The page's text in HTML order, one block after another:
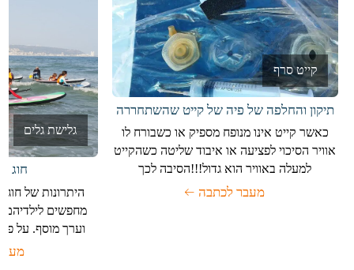
קייט סרף
תיקון והחלפה של פיה של קייט שהשתחררה
כאשר קייט אינו מנופח מספיק או כשבורח לו
אוויר הסיכוי לפציעה או איבוד שליטה כשהקייט
למעלה באוויר הוא גדול!!!הסיבה לכך
מעבר לכתבה
גלישת גלים
חוג
היתרונות של
מחפשים לילדיהם
וערך מוסף. על פי